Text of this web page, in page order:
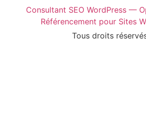
Consultant SEO WordPress —
Référencement pour Sites
Tous droits